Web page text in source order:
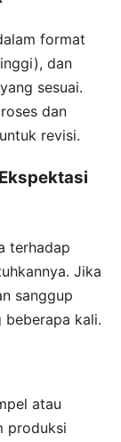
format
dan
yang sesuai.
dan
revisi.
terhadap
Jika
sanggup
beberapa kali.
atau
produksi